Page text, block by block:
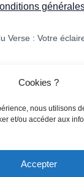
Cookies ?
nous utilisons
et/ou accéder aux
Accepter
Verse : Votre
Made
fansite, not